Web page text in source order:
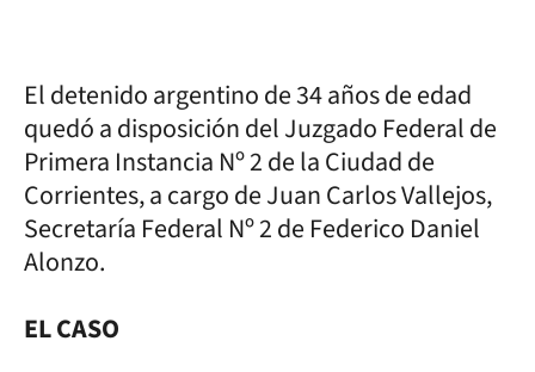
El detenido argentino de 34 años de edad
quedó a disposición del Juzgado Federal de
Primera Instancia Nº 2 de la Ciudad de
Corrientes, a cargo de Juan Carlos Vallejos,
Secretaría Federal Nº 2 de Federico Daniel
Alonzo.
EL CASO